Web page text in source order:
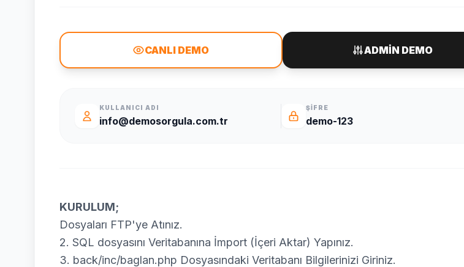
CANLI DEMO ADMİN DEMO
KULLANICI ADI
info@demosorgula.com.tr
ŞIFRE
demo-123
KURULUM;
Dosyaları FTP'ye Atınız.
2. SQL dosyasını Veritabanına İmport (İçeri Aktar) Yapınız.
3. back/inc/baglan.php Dosyasındaki Veritabanı Bilgilerinizi Giriniz.